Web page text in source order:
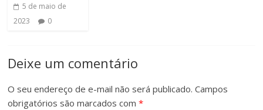
5 de maio de
2023
0
Deixe um comentário
O seu endereço de e-mail não será publicado. Campos
obrigatórios são marcados com*